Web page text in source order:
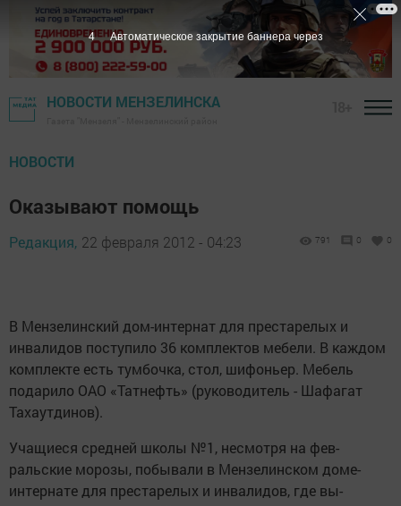
НОВОСТИ МЕНЗЕЛИНСКА
НОВОСТИ
Оказывают помощь
Редакция, 22 февраля 2012 - 04:23 791 0 0
В Мензелинский дом-интернат для престарелых и
инвалидов поступило 36 комплектов мебели. В каждом
комплекте есть тумбочка, стол, шифоньер. Мебель
подарило ОАО «Татнефть» (руководитель - Шафагат
Тахаутдинов).
Учащиеся средней школы №1, несмотря на фев­
ральские морозы, побывали в Мензелинском доме-
интернате для престарелых и инвалидов, где вы­
3 Автоматическое закрытие баннера через